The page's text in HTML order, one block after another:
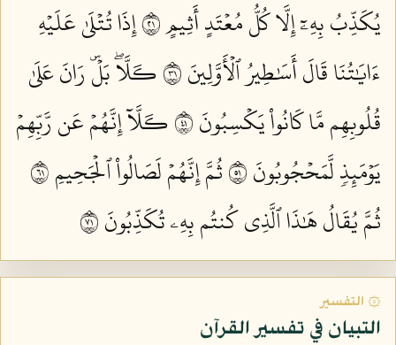
يُكَذِّبُ بِهِۦٓ إِلَّا كُلُّ مُعۡتَدٍ أَثِيمٍ ١٢
إِذَا تُتۡلَىٰ عَلَيۡهِ
ءَايَٰتُنَا قَالَ أَسَٰطِيرُ ٱلۡأَوَّلِينَ ١٣
كـَلَّاۖ بَلۡۜ رَانَ عَلَىٰ
قُلُوبِهِم مَّا كَانُواْ يَكۡسِبُونَ ١٤
كـَلَّآ إِنَّهُمۡ عَن رَّبِّهِمۡ
يَوۡمَئِذٖ لَّمَحۡجُوبُونَ ١٥
ثُمَّ إِنَّهُمۡ لَصَالُواْ ٱلۡجَحِيمِ ١٦
ثُمَّ يُقَالُ هَٰذَا ٱلَّذِي كُنتُم بِهِۦ تُكَذِّبُونَ ١٧
۞ التفسير
التبيان في تفسير القرآن